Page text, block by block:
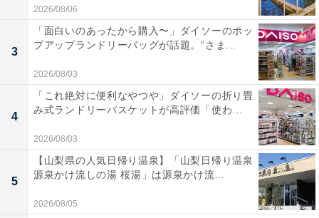
楽天トラベルでは「5と0のつく日」キャンペーン
を毎月開催中
楽天トラベルでは、毎月5日・10日・15日・20日・25
日・30日に特別キャンペーンを実施。対象日にエントリ
ー＆予約をすると、宿泊料金が特別価格になるほか、ポ
イント還元率もアップします。
2026/08/06
3
「面白いのあったから購入〜」ダイソーのポッ
プアップランドリーバッグが話題。“さま...
2026/08/03
4
「これ絶対に便利なやつや」ダイソーの折り畳
み式ランドリーバスケットが高評価「使わ...
2026/08/03
5
【山梨県の人気日帰り温泉】「山梨日帰り温泉
源泉かけ流しの湯 桜湯」は源泉かけ流...
2026/08/05